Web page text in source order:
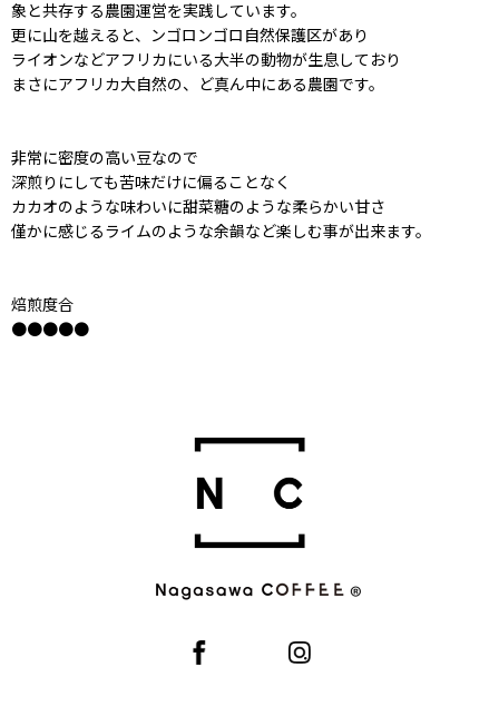
象と共存する農園運営を実践しています。
更に山を越えると、ンゴロンゴロ自然保護区があり
ライオンなどアフリカにいる大半の動物が生息しており
まさにアフリカ大自然の、ど真ん中にある農園です。
非常に密度の高い豆なので
深煎りにしても苦味だけに偏ることなく
カカオのような味わいに甜菜糖のような柔らかい甘さ
僅かに感じるライムのような余韻など楽しむ事が出来ます。
焙煎度合
●●●●●